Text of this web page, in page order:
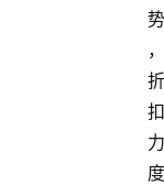
势
，
折
扣
力
度